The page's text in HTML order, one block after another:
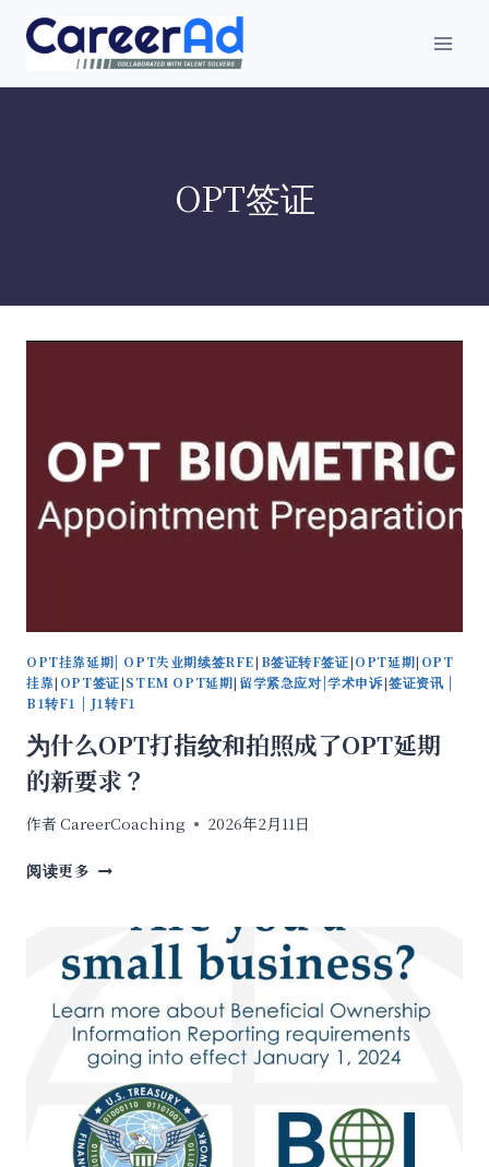
OPT签证
OPT挂靠延期| OPT失业期续签RFE| B签证转F签证|OPT延期| OPT
挂靠| OPT签证|STEM OPT延期| 留学紧急应对|学术申诉|签证资讯 |
B1转F1 | J1转F1
为什么OPT打指纹和拍照成了OPT延期
的新要求？
作者 CareerCoaching 2026年2月11日
阅读更多
打
指
纹
和
拍
照
成
了
OPT
延